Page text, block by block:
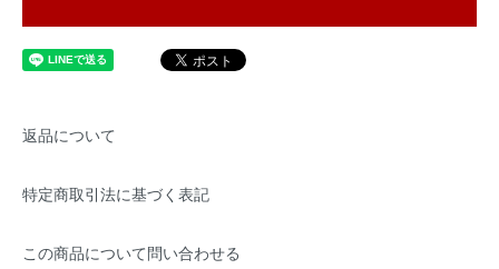
返品について
特定商取引法に基づく表記
この商品について問い合わせる